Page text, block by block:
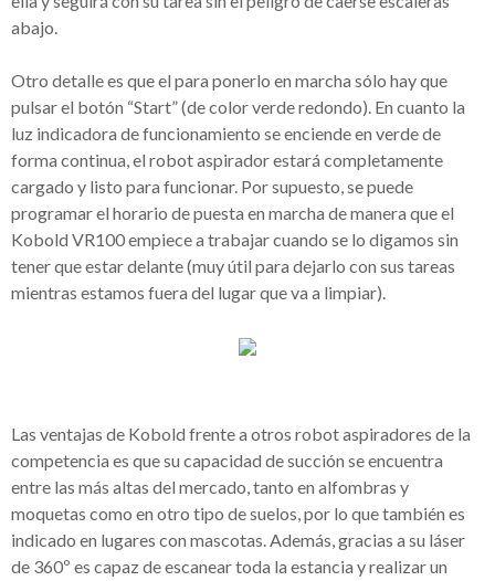
abajo.
Otro detalle es que el para ponerlo en marcha sólo hay que
pulsar el botón “Start” (de color verde redondo). En cuanto la
luz indicadora de funcionamiento se enciende en verde de
forma continua, el robot aspirador estará completamente
cargado y listo para funcionar. Por supuesto, se puede
programar el horario de puesta en marcha de manera que el
Kobold VR100 empiece a trabajar cuando se lo digamos sin
tener que estar delante (muy útil para dejarlo con sus tareas
mientras estamos fuera del lugar que va a limpiar).
Las ventajas de Kobold frente a otros robot aspiradores de la
competencia es que su capacidad de succión se encuentra
entre las más altas del mercado, tanto en alfombras y
moquetas como en otro tipo de suelos, por lo que también es
indicado en lugares con mascotas. Además, gracias a su láser
de 360º es capaz de escanear toda la estancia y realizar un